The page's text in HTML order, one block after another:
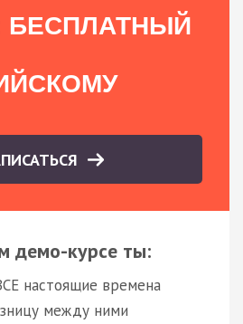
БЕСПЛАТНЫЙ
демо-курсе ты:
настоящие времена
между ними